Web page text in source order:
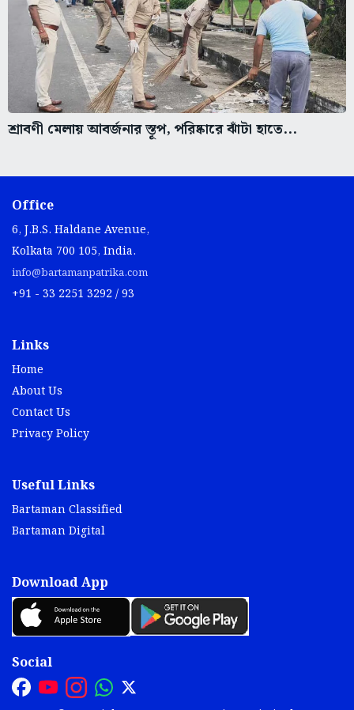
শ্রাবণী মেলায় আবর্জনার স্তূপ, পরিষ্কারে ঝাঁটা হাতে...
Office
6, J.B.S. Haldane Avenue,
Kolkata 700 105, India.
info@bartamanpatrika.com
+91 - 33 2251 3292 / 93
Links
Home
About Us
Contact Us
Privacy Policy
Useful Links
Bartaman Classified
Bartaman Digital
Download App
Social